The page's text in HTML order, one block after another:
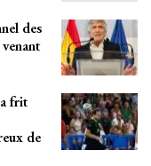
des
frit
de